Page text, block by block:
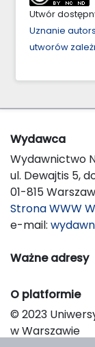
Utwór
Uznanie
utworów
Wydawca
Wydawnictwo
ul. Dewajtis 5,
01-815
Strona WWW
e-mail:
Ważne adresy
O platformie
© 2023
w Warszawie